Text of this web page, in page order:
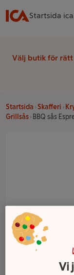
Startsida
Välj butik för rätt
Startsida Skafferi
Grillsås BBQ sås
Vi